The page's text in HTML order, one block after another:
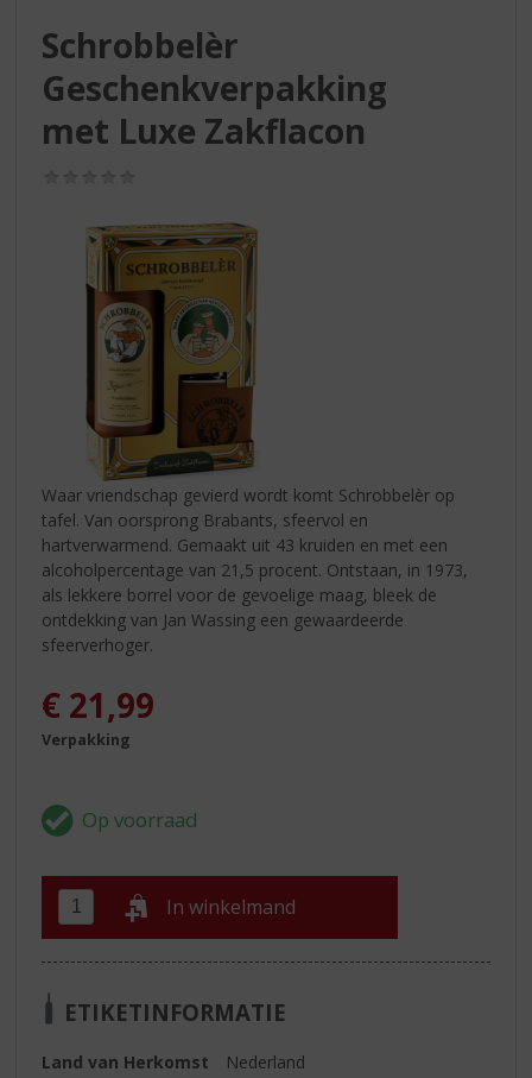
Schrobbelèr
Geschenkverpakking
met Luxe Zakflacon
Waar vriendschap gevierd wordt komt Schrobbelèr op
tafel. Van oorsprong Brabants, sfeervol en
hartverwarmend. Gemaakt uit 43 kruiden en met een
alcoholpercentage van 21,5 procent. Ontstaan, in 1973,
als lekkere borrel voor de gevoelige maag, bleek de
ontdekking van Jan Wassing een gewaardeerde
sfeerverhoger.
€ 21,99
Verpakking
In winkelmand
ETIKETINFORMATIE
Land van Herkomst
Nederland